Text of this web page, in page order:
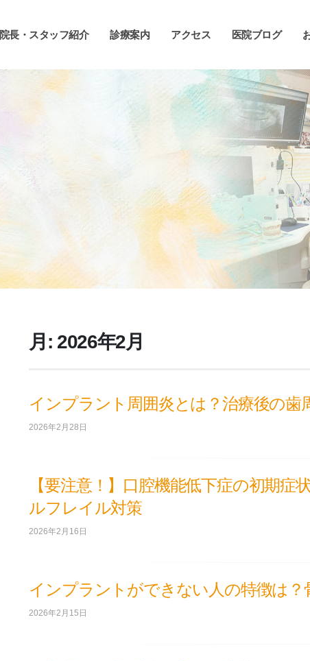
院長・スタッフ紹介 診療案内 アクセス 医院ブログ
月: 2026年2月
インプラント周囲炎とは？治療後の歯
2026年2月28日
【要注意！】口腔機能低下症の初期
ルフレイル対策
2026年2月16日
インプラントができない人の特徴は
2026年2月15日